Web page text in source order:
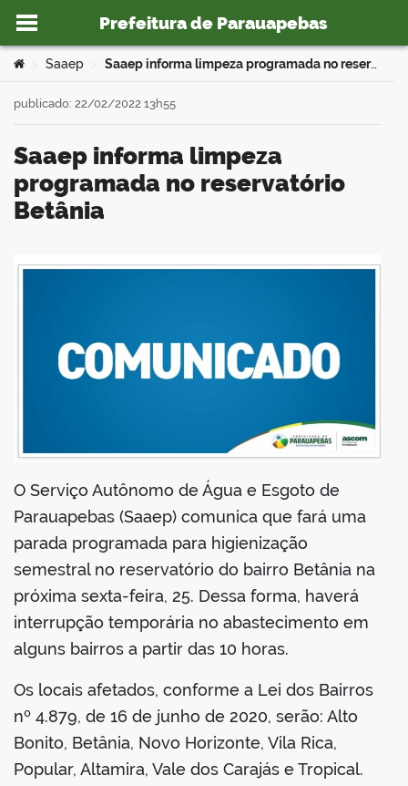
Ir para o conteúdo
Prefeitura de Parauapebas
portal
Você está aqui:
Saaep Saaep informa limpeza programada no reservatório Betânia
Saaep informa limpeza
programada no reservatório
Betânia
publicado: 22/02/2022 13h55
O Serviço Autônomo de Água e Esgoto de
Parauapebas (Saaep) comunica que fará uma
parada programada para higienização
semestral no reservatório do bairro Betânia na
próxima sexta-feira, 25. Dessa forma, haverá
interrupção temporária no abastecimento em
alguns bairros a partir das 10 horas.
Os locais afetados, conforme a Lei dos Bairros
nº 4.879, de 16 de junho de 2020, serão: Alto
Bonito, Betânia, Novo Horizonte, Vila Rica,
Popular, Altamira, Vale dos Carajás e Tropical.